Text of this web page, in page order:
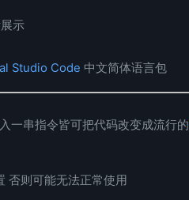
示
Studio Code 中文简体语言包
一串指令皆可把代码改变成流行的
否则可能无法正常使用